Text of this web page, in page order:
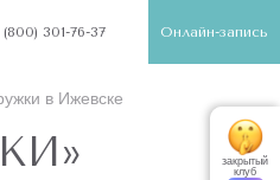
(800) 301-76-37 Онлайн-запись
в Ижевске
закрытый
клуб